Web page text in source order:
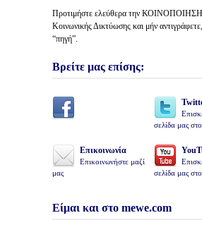
Προτιμήστε ελεύθερα την
Κοινωνικής Δικτύωσης και μήν
“πηγή”.
Βρείτε μας επίσης:
σελίδα μας
Επικοινωνία
Επικοινωνήστε μαζί
μας
σελίδα μας
Είμαι και στο mewe.com